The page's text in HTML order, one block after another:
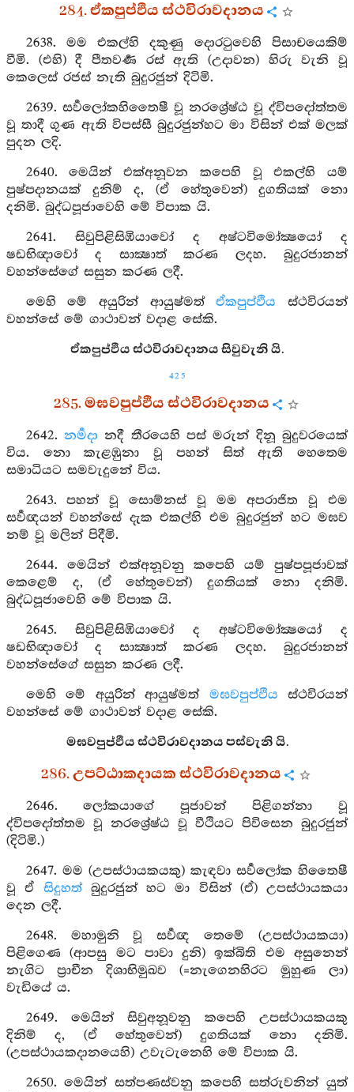
284. ඒකපුප්ඵිය ස්ථවිරාවදානය
2638. මම එකල්හි දකුණු දොරටුවෙහි පිසාචයෙකිම්
වීමි. (එහි) දී පීතවර්‍ණ රස් ඇති (උදාවන) හිරු වැනි වූ
කෙලෙස් රජස් නැති බුදුරජුන් දිටිමි.
2639. සර්‍වලෝකහිතෛෂී වූ නරශ්‍රේෂ්ඨ වූ ද්විපදෝත්තම
වූ තාදී ගුණ ඇති විපස්සී බුදුරජුන්හට මා විසින් එක් මලක්
පුදන ලදි.
2640. මෙයින් එක්අනූවන කපෙහි වූ එකල්හි යම්
පුෂ්පදානයක් දුනිම් ද, (ඒ හේතුවෙන්) දුගතියක් නො
දනිමි. බුද්ධපූජාවෙහි මේ විපාක යි.
2641. සිවුපිළිසිඹියාවෝ ද අෂ්ටවිමෝක්‍ෂයෝ ද
ෂඩභිඥාවෝ ද සාක්‍ෂාත් කරණ ලදහ. බුදුරජානන්
වහන්සේගේ සසුන කරණ ලදී.
මෙහි මේ අයුරින් ආයුෂ්මත්ඒකපුප්ඵිය ස්ථවිරයන්
වහන්සේ මේ ගාථාවන් වදාළ සේකි.
ඒකපුප්ඵිය ස්ථවිරාවදානය සිවුවැනි යි.
425
285. මඝවපුප්ඵිය ස්ථවිරාවදානය
2642. නර්‍මදා නදී තීරයෙහි පස් මරුන් දිනූ බුදුවරයෙක්
විය. නො කැළඹුනා වූ පහන් සිත් ඇති හෙතෙම
සමාධියට සමවැදුනේ විය.
2643. පහන් වූ සොම්නස් වූ මම අපරාජිත වූ එම
සර්‍වඥයන් වහන්සේ දැක එකල්හි එම බුදුරජුන් හට මඝව
නම් වූ මලින් පිදීමි.
2644. මෙයින් එක්අනූවනු කපෙහි යම් පුෂ්පපූජාවක්
කෙළෙම් ද, (ඒ හේතුවෙන්) දුගතියක් නො දනිමි.
බුද්ධපූජාවෙහි මේ විපාක යි.
2645. සිවුපිළිසිඹියාවෝ ද අෂ්ටවිමෝක්‍ෂයෝ ද
ෂඩභිඥාවෝ ද සාක්‍ෂාත් කරණ ලදහ. බුදුරජානන්
වහන්සේගේ සසුන කරණ ලදී.
මෙහි මේ අයුරින් ආයුෂ්මත් මඝවපුප්ඵිය ස්ථවිරයන්
වහන්සේ මේ ගාථාවන් වදාළ සේකි.
මඝවපුප්ඵිය ස්ථවිරාවදානය පස්වැනි යි.
286. උපට්ඨාකදායක ස්ථවිරාවදානය
2646. ලෝකයාගේ පූජාවන් පිළිගන්නා වූ
ද්විපදෝත්තම වූ නරශ්‍රේෂ්ඨ වූ වීථියට පිවිසෙන බුදුරජුන්
(දිටිමි.)
2647. මම (උපස්ථායකයකු) කැඳවා සර්‍වලෝක හිතෛෂී
වූ ඒ සිදුහත්බුදුරජුන් හට මා විසින් (ඒ) උපස්ථායකයා
දෙන ලදී.
2648. මහාමුනි වූ සර්‍වඥ තෙමේ (උපස්ථායකයා)
පිළිගෙණ (ආපසු මට පාවා දුනි) ඉක්බිති එම අසුනෙන්
නැගිට ප්‍රාචීන දිශාභිමුඛව (=නැගෙනහිරට මුහුණ ලා)
වැඩියේ ය.
2649. මෙයින් සිවුඅනූවනු කපෙහි උපස්ථායකයකු
දිනිම් ද, (ඒ හේතුවෙන්) දුගතියක් නො දනිමි.
(උපස්ථායකදානයෙහි) උවැටැනෙහි මේ විපාක යි.
2650. මෙයින් සත්පණස්වනු කපෙහි සත්රුවනින් යුත්